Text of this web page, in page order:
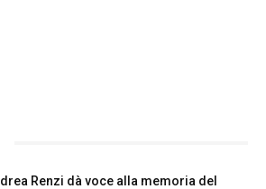
Renzi dà voce alla memoria del